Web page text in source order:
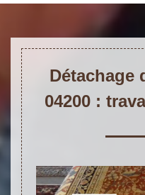
Détachage
04200 :